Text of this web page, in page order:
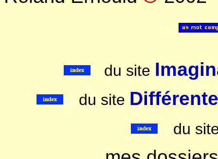
..
.. du site
.. du site
.. du